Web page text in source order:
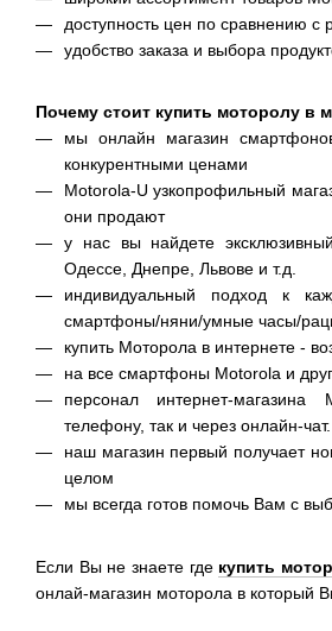
доступность цен по сравнению с
удобство заказа и выбора
Почему стоит купить моторолу в
мы онлайн магазин
конкурентными ценами
Motorola-U узкопрофильный
они продают
у нас вы найдете
Одессе, Днепре, Львове и т.д.
индивидуальный подход к
смартфоны/няни/умные часы/
купить Моторола в интернете -
на все смартфоны Motorola и
персонал интернет-
телефону, так и через онлайн-чат.
наш магазин первый получает
целом
мы всегда готов помочь Вам с
Если Вы не знаете где купить
онлай-магазин моторола в который